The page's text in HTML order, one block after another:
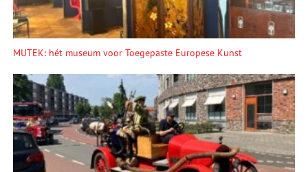
MUTEK: hét museum voor Toegepaste Europese Kunst